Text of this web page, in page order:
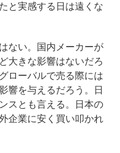
と実感する日は遠くな
ない。国内メーカーが
大きな影響はないだろ
ローバルで売る際には
響を与えるだろう。日
スとも言える。日本の
企業に安く買い叩かれ